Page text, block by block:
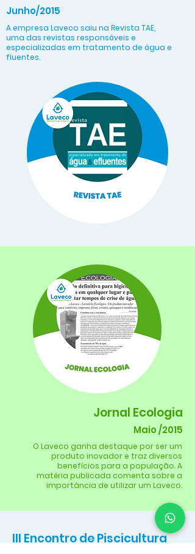
Junho/2015
A empresa Laveco saiu na Revista TAE,
uma das revistas responsáveis e
especializadas em tratamento de água e
fluentes.
Jornal Ecologia
Maio /2015
O Laveco ganha destaque por ser um
produto inovador e traz diversos
benefícios para a população. A
matéria publicada comenta sobre a
importância de utilizar um Laveco.
III Encontro de Piscicultura